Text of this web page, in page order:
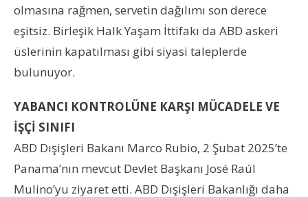
olmasına rağmen, servetin dağılımı son derece
eşitsiz. Birleşik Halk Yaşam İttifakı da ABD askeri
üslerinin kapatılması gibi siyasi taleplerde
bulunuyor.
YABANCI KONTROLÜNE KARŞI MÜCADELE VE
İŞÇİ SINIFI
ABD Dışişleri Bakanı Marco Rubio, 2 Şubat 2025’te
Panama’nın mevcut Devlet Başkanı José Raúl
Mulino’yu ziyaret etti. ABD Dışişleri Bakanlığı daha